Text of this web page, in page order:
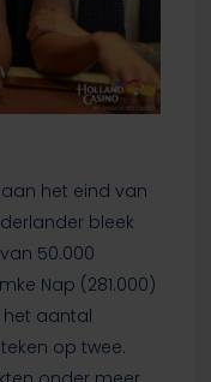
het eind van
bleek
50.000
Nap (281.000)
het aantal
op twee.